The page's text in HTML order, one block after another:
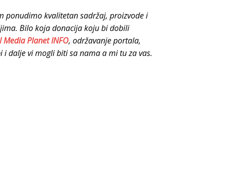
ponudimo kvalitetan sadržaj, proizvode i
Bilo koja donacija koju bi dobili
Media Planet INFO, održavanje portala,
dalje vi mogli biti sa nama a mi tu za vas.